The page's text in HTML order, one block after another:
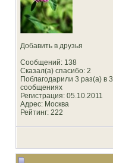
Добавить в друзья
Сообщений: 138
Сказал(а) спасибо: 2
Поблагодарили 3 раз(а) в 3
сообщениях
Регистрация: 05.10.2011
Адрес: Москва
Рейтинг: 222